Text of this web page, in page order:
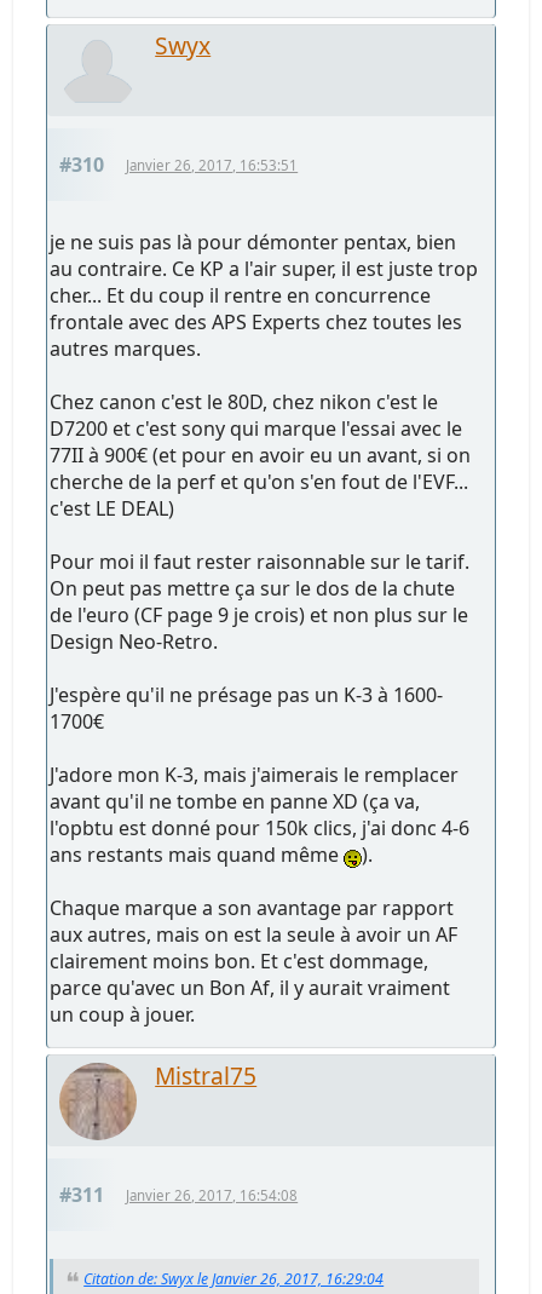
Swyx
#310 Janvier 26, 2017, 16:53:51
je ne suis pas là pour démonter pentax, bien
au contraire. Ce KP a l'air super, il est juste trop
cher... Et du coup il rentre en concurrence
frontale avec des APS Experts chez toutes les
autres marques.
Chez canon c'est le 80D, chez nikon c'est le
D7200 et c'est sony qui marque l'essai avec le
77II à 900€ (et pour en avoir eu un avant, si on
cherche de la perf et qu'on s'en fout de l'EVF...
c'est LE DEAL)
Pour moi il faut rester raisonnable sur le tarif.
On peut pas mettre ça sur le dos de la chute
de l'euro (CF page 9 je crois) et non plus sur le
Design Neo-Retro.
J'espère qu'il ne présage pas un K-3 à 1600-
1700€
J'adore mon K-3, mais j'aimerais le remplacer
avant qu'il ne tombe en panne XD (ça va,
l'opbtu est donné pour 150k clics, j'ai donc 4-6
ans restants mais quand même
).
Chaque marque a son avantage par rapport
aux autres, mais on est la seule à avoir un AF
clairement moins bon. Et c'est dommage,
parce qu'avec un Bon Af, il y aurait vraiment
un coup à jouer.
Mistral75
#311 Janvier 26, 2017, 16:54:08
Citation de: Swyx le Janvier 26, 2017, 16:29:04